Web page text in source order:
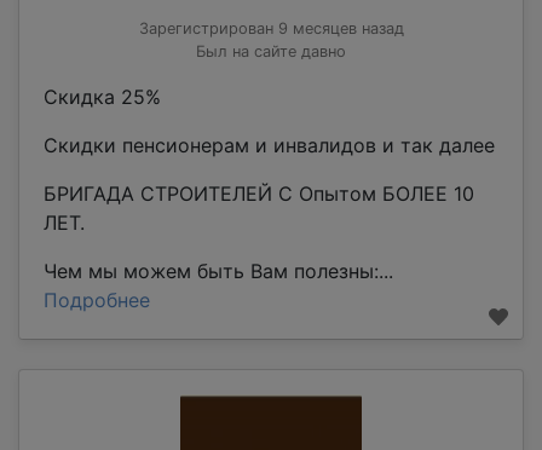
Зарегистрирован 9 месяцев назад
Был на сайте давно
Скидка 25%
Скидки пенсионерам и инвалидов и так далее
БРИГАДА СТРОИТЕЛЕЙ С Опытом БОЛЕЕ 10
ЛЕТ.
Чем мы можем быть Вам полезны:...
Подробнее